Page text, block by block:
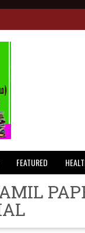
FEATURED